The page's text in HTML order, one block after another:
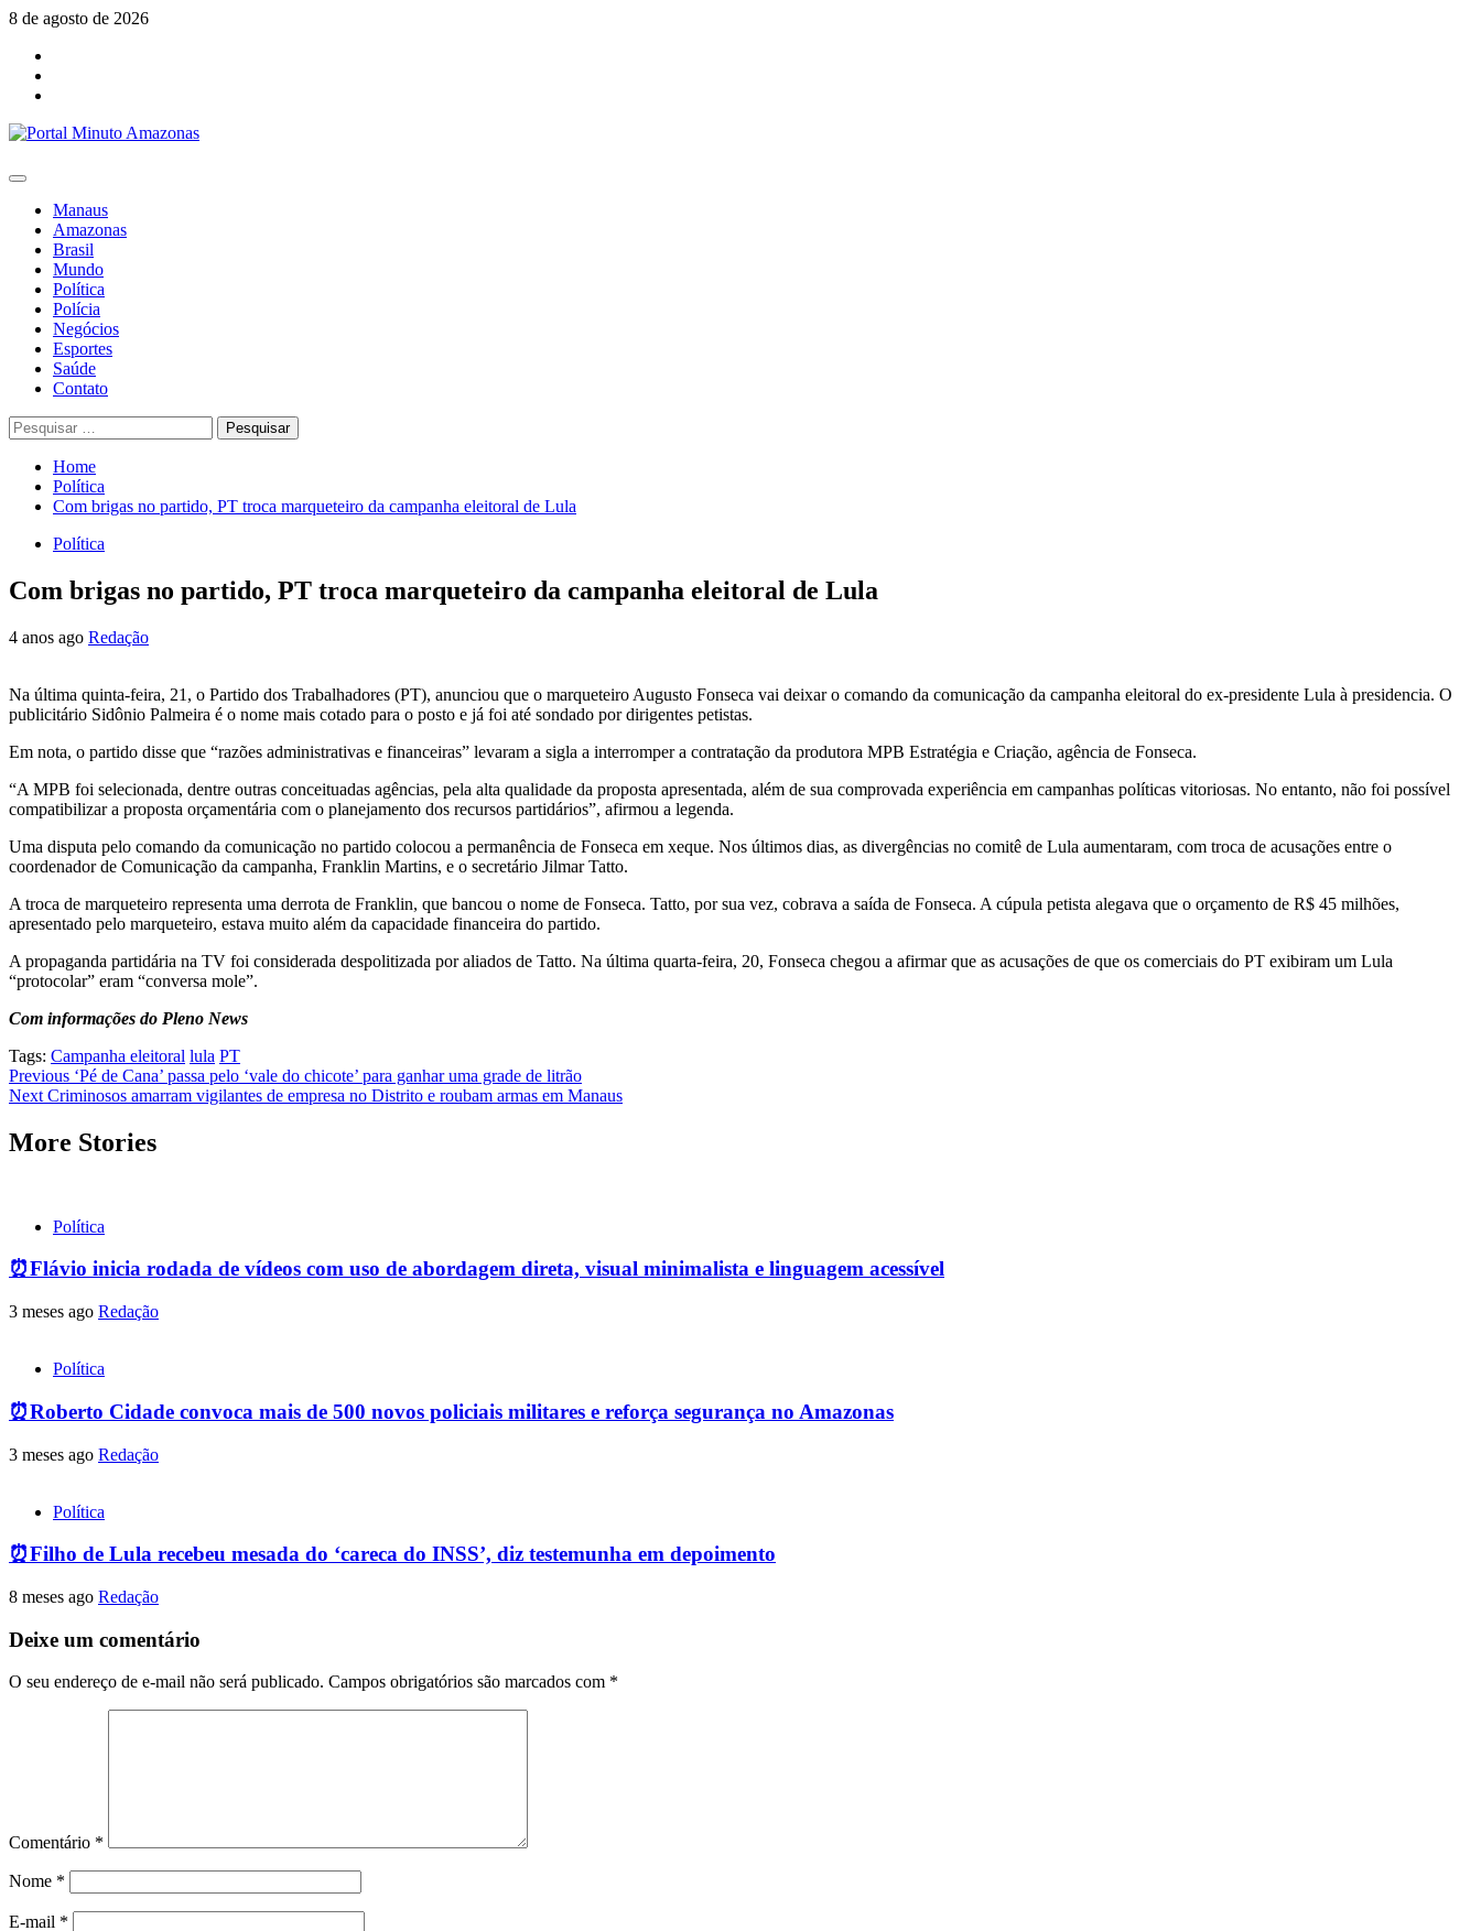
Skip
content
8 de agosto de 2026
Primary
Manaus
Amazonas
Brasil
Mundo
Política
Polícia
Negócios
Esportes
Saúde
Contato
Pesquisar
por:
Home
Política
Com brigas no partido, PT troca marqueteiro da campanha eleitoral de Lula
Política
Com brigas no partido, PT troca marqueteiro da campanha eleitoral de Lula
4 anos ago Redação
Na última quinta-feira, 21, o Partido dos Trabalhadores (PT), anunciou que o marqueteiro Augusto Fonseca vai deixar o comando da comunicação da campanha eleitoral do ex-presidente Lula à presidencia. O
publicitário Sidônio Palmeira é o nome mais cotado para o posto e já foi até sondado por dirigentes petistas.
Em nota, o partido disse que “razões administrativas e financeiras” levaram a sigla a interromper a contratação da produtora MPB Estratégia e Criação, agência de Fonseca.
“A MPB foi selecionada, dentre outras conceituadas agências, pela alta qualidade da proposta apresentada, além de sua comprovada experiência em campanhas políticas vitoriosas. No entanto, não foi possível
compatibilizar a proposta orçamentária com o planejamento dos recursos partidários”, afirmou a legenda.
Uma disputa pelo comando da comunicação no partido colocou a permanência de Fonseca em xeque. Nos últimos dias, as divergências no comitê de Lula aumentaram, com troca de acusações entre o
coordenador de Comunicação da campanha, Franklin Martins, e o secretário Jilmar Tatto.
A troca de marqueteiro representa uma derrota de Franklin, que bancou o nome de Fonseca. Tatto, por sua vez, cobrava a saída de Fonseca. A cúpula petista alegava que o orçamento de R$ 45 milhões,
apresentado pelo marqueteiro, estava muito além da capacidade financeira do partido.
A propaganda partidária na TV foi considerada despolitizada por aliados de Tatto. Na última quarta-feira, 20, Fonseca chegou a afirmar que as acusações de que os comerciais do PT exibiram um Lula
“protocolar” eram “conversa mole”.
Com informações do Pleno News
Tags: Campanha eleitoral lula PT
Post
navigation
Previous ‘Pé de Cana’ passa pelo ‘vale do chicote’ para ganhar uma grade de litrão
Next Criminosos amarram vigilantes de empresa no Distrito e roubam armas em Manaus
More Stories
Política
⏰Flávio inicia rodada de vídeos com uso de abordagem direta, visual minimalista e linguagem acessível
3 meses ago Redação
Política
⏰Roberto Cidade convoca mais de 500 novos policiais militares e reforça segurança no Amazonas
3 meses ago Redação
Política
⏰Filho de Lula recebeu mesada do ‘careca do INSS’, diz testemunha em depoimento
8 meses ago Redação
Deixe um comentário
O seu endereço de e-mail não será publicado. Campos obrigatórios são marcados com *
Comentário *
Nome *
E-mail *